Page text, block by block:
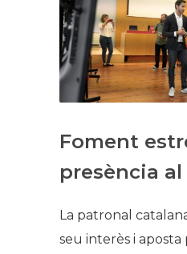
Foment
presència
La patronal
seu interès i aposta